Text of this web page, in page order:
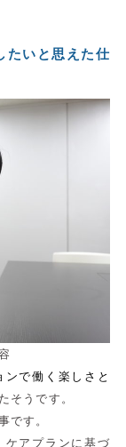
たいと思えた仕
で働く楽しさと
そうです。
です。
ケアプランに基づ